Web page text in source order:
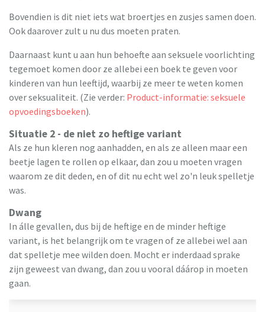
Bovendien is dit niet iets wat broertjes en zusjes samen doen.
Ook daarover zult u nu dus moeten praten.
Daarnaast kunt u aan hun behoefte aan seksuele voorlichting
tegemoet komen door ze allebei een boek te geven voor
kinderen van hun leeftijd, waarbij ze meer te weten komen
over seksualiteit. (Zie verder: Product-informatie: seksuele
opvoedingsboeken).
Situatie 2 - de niet zo heftige variant
Als ze hun kleren nog aanhadden, en als ze alleen maar een
beetje lagen te rollen op elkaar, dan zou u moeten vragen
waarom ze dit deden, en of dit nu echt wel zo'n leuk spelletje
was.
Dwang
In álle gevallen, dus bij de heftige en de minder heftige
variant, is het belangrijk om te vragen of ze allebei wel aan
dat spelletje mee wilden doen. Mocht er inderdaad sprake
zijn geweest van dwang, dan zou u vooral dáárop in moeten
gaan.